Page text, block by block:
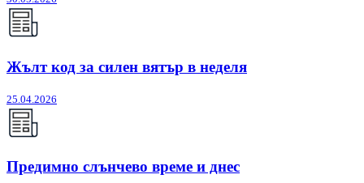
Жълт код за силен вятър в неделя
25.04.2026
Предимно слънчево време и днес